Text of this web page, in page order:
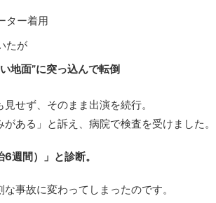
ター着用
たが
地面”に突っ込んで転倒
せず、そのまま出演を続行。
ある」と訴え、病院で検査を受けました。
6週間）」と診断。
事故に変わってしまったのです。